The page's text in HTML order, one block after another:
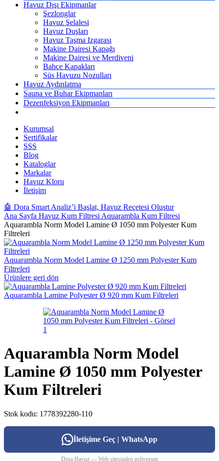
Havuz Dışı Ekipmanlar
Şezlonglar
Havuz Şelalesi
Havuz Duşları
Havuz Taşma Izgarası
Makine Dairesi Kapağı
Makine Dairesi ve Merdiveni
Bahçe Kapakları
Süs Havuzu Nozulları
Havuz Aydınlatma
Sauna ve Buhar Ekipmanları
Dezenfeksiyon Ekipmanları
Kurumsal
Sertifikalar
SSS
Blog
Kataloglar
Markalar
Havuz Kloru
İletişim
🤖 Dora Smart Analiz’i Başlat, Havuz Reçetesi Oluştur
Ana Sayfa Havuz Kum Filtresi Aquarambla Kum Filtresi
Aquarambla Norm Model Lamine Ø 1050 mm Polyester Kum
Filtreleri
Aquarambla Norm Model Lamine Ø 1250 mm Polyester Kum
Filtreleri
Ürünlere geri dön
Aquarambla Lamine Polyester Ø 920 mm Kum Filtreleri
Aquarambla Norm Model
Lamine Ø 1050 mm Polyester
Kum Filtreleri
Stok kodu: 1778392280-110
İletişime Geç | WhatsApp
Dora Havuz — Web sitesinden geliyorum